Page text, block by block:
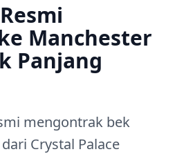
Manchester
Panjang
mengontrak bek
Crystal Palace